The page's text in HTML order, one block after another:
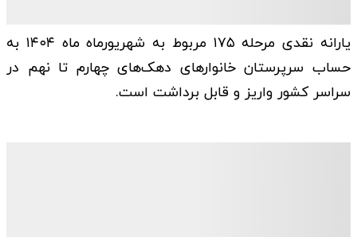
یارانه نقدی مرحله ۱۷۵ مربوط به شهریورماه ماه ١٤٠٤ به
حساب سرپرستان خانوارهای دهک‌های چهارم تا نهم در
سراسر کشور واریز و قابل برداشت است.‎